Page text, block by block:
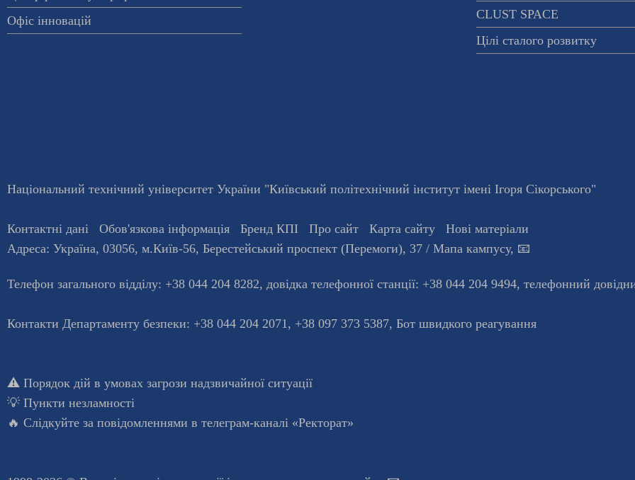
Офіс інновацій
CLUST SPACE
Цілі сталого розвитку
Національний технічний університет України "Київський політехнічний інститут імені Ігоря Сікорського"
Контактні дані Обов'язкова інформація Бренд КПІ Про сайт Карта сайту
Нові матеріали
Адреса: Україна, 03056, м.Київ-56, Берестейський проспект (Перемоги), 37 / Мапа кампусу, 📧
Телефон загального відділу: +38 044 204 8282, довiдка телефонної станцiї: +38 044 204 9494, телефонний
Контакти Департаменту безпеки: +38 044 204 2071, +38 097 373 5387, Бот швидкого реагування
⚠️ Порядок дій в умовах загрози надзвичайної ситуації
💡 Пункти незламності
🔥 Слідкуйте за повідомленнями в телеграм-каналі «Ректорат»